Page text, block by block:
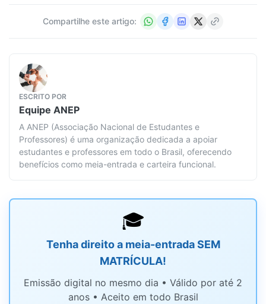
Compartilhe este artigo:
ESCRITO POR
Equipe ANEP
A ANEP (Associação Nacional de Estudantes e
Professores) é uma organização dedicada a apoiar
estudantes e professores em todo o Brasil, oferecendo
benefícios como meia-entrada e carteira funcional.
🎓
Tenha direito a meia-entrada SEM
MATRÍCULA!
Emissão digital no mesmo dia • Válido por até 2
anos • Aceito em todo Brasil